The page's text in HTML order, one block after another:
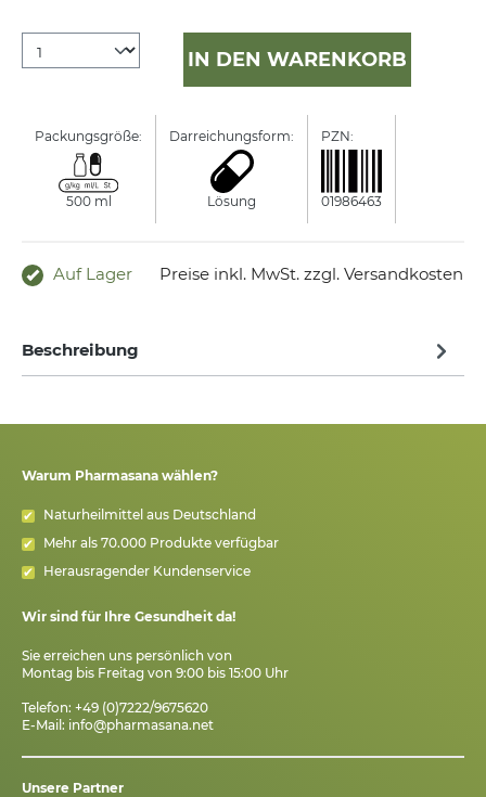
IN DEN WARENKORB
Packungsgröße:
500 ml
Darreichungsform:
Lösung
PZN:
01986463
Auf Lager Preise inkl. MwSt. zzgl. Versandkosten
Beschreibung
Warum Pharmasana wählen?
Naturheilmittel aus Deutschland
Mehr als 70.000 Produkte verfügbar
Herausragender Kundenservice
Wir sind für Ihre Gesundheit da!
Sie erreichen uns persönlich von
Montag bis Freitag von 9:00 bis 15:00 Uhr
Telefon: +49 (0)7222/9675620
E-Mail: info@pharmasana.net
Unsere Partner